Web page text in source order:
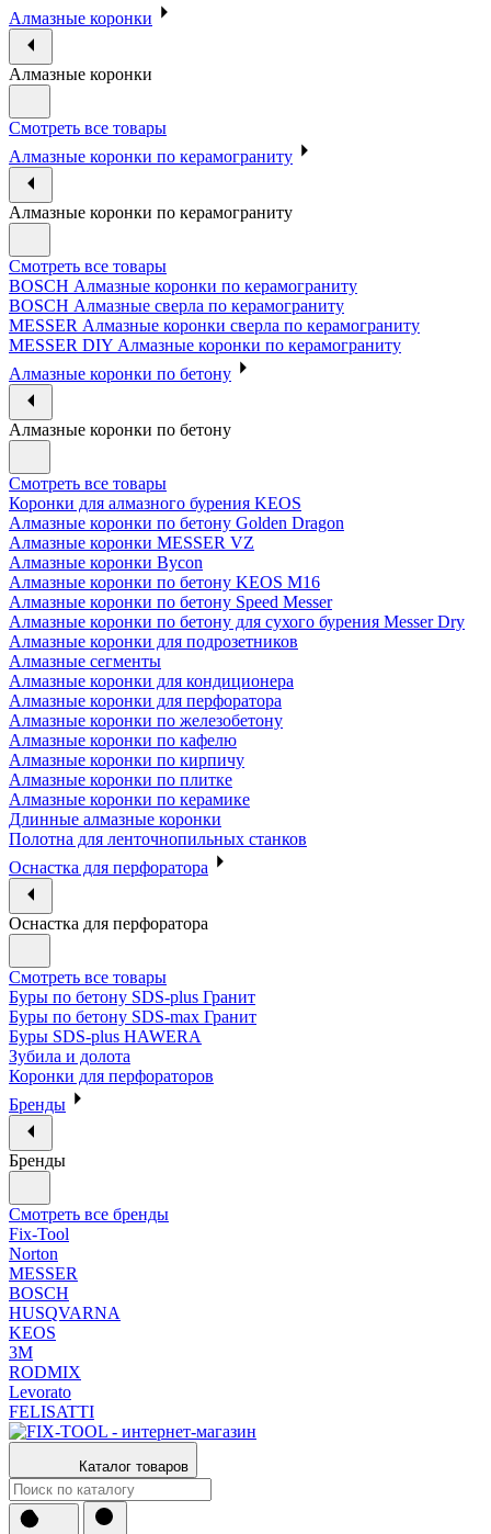
Алмазные коронки
Алмазные коронки
Смотреть все товары
Алмазные коронки по керамограниту
Алмазные коронки по керамограниту
Смотреть все товары
BOSCH Алмазные коронки по керамограниту
BOSCH Алмазные сверла по керамограниту
MESSER Алмазные коронки сверла по керамограниту
MESSER DIY Алмазные коронки по керамограниту
Алмазные коронки по бетону
Алмазные коронки по бетону
Смотреть все товары
Коронки для алмазного бурения KEOS
Алмазные коронки по бетону Golden Dragon
Алмазные коронки MESSER VZ
Алмазные коронки Bycon
Алмазные коронки по бетону KEOS M16
Алмазные коронки по бетону Speed Messer
Алмазные коронки по бетону для сухого бурения Messer Dry
Алмазные коронки для подрозетников
Алмазные сегменты
Алмазные коронки для кондиционера
Алмазные коронки для перфоратора
Алмазные коронки по железобетону
Алмазные коронки по кафелю
Алмазные коронки по кирпичу
Алмазные коронки по плитке
Алмазные коронки по керамике
Длинные алмазные коронки
Полотна для ленточнопильных станков
Оснастка для перфоратора
Оснастка для перфоратора
Смотреть все товары
Буры по бетону SDS-plus Гранит
Буры по бетону SDS-max Гранит
Буры SDS-plus HAWERA
Зубила и долота
Коронки для перфораторов
Бренды
Бренды
Смотреть все бренды
Fix-Tool
Norton
MESSER
BOSCH
HUSQVARNA
KEOS
3М
RODMIX
Levorato
FELISATTI
Каталог товаров